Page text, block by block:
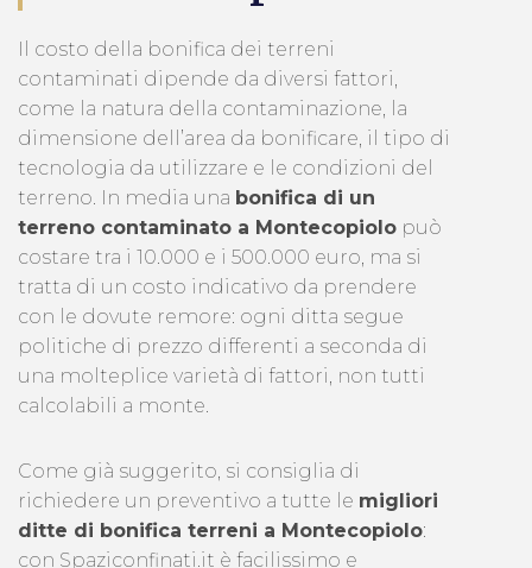
Il costo della bonifica dei terreni
contaminati dipende da diversi fattori,
come la natura della contaminazione, la
dimensione dell’area da bonificare, il tipo di
tecnologia da utilizzare e le condizioni del
terreno. In media una bonifica di un
terreno contaminato a Montecopiolo può
costare tra i 10.000 e i 500.000 euro, ma si
tratta di un costo indicativo da prendere
con le dovute remore: ogni ditta segue
politiche di prezzo differenti a seconda di
una molteplice varietà di fattori, non tutti
calcolabili a monte.
Come già suggerito, si consiglia di
richiedere un preventivo a tutte le migliori
ditte di bonifica terreni a Montecopiolo:
con Spaziconfinati.it è facilissimo e